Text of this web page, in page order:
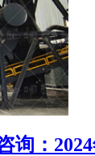
询：